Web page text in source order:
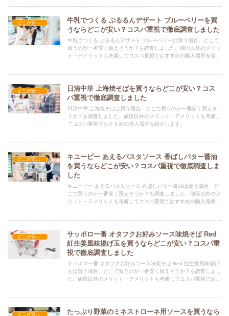
どこが安い？-食品・食材
牛乳でつくる ぷるるんデザート ブルーベリーを買
うならどこが安い？コスパ重視で徹底調査しました
牛乳でつくる ぷるるんデザート ブルーベリーは買う場合、どこで
買うのが一番安く買えそうか？を調査しました。値段以外のメリッ
ト・デメリットも考慮してコスパ重視でおすすめの購入場所を紹介
どこが安い？-食品・食材
日清中華 上海焼そばを買うならどこが安い？コス
パ重視で徹底調査しました
日清中華 上海焼そばは買う場合、どこで買うのが一番安く買えそ
うか？を調査しました。値段以外のメリット・デメリットも考慮し
てコスパ重視でおすすめの購入場所を紹介します。
どこが安い？-食品・食材
キユーピー あえるパスタソース 香ばしバター醤油
を買うならどこが安い？コスパ重視で徹底調査しま
した
キユーピー あえるパスタソース 香ばしバター醤油は買う場合、ど
こで買うのが一番安く買えそうか？を調査しました。値段以外のメ
リット・デメリットも考慮してコスパ重視でおすすめの購入場所を
サッポロ一番 オタフクお好みソース味焼そば Red
紅生姜風味揚げ玉を買うならどこが安い？コスパ重
視で徹底調査しました
サッポロ一番 オタフクお好みソース味焼そば Red 紅生姜風味揚げ
玉は買う場合、どこで買うのが一番安く買えそうか？を調査しまし
た。値段以外のメリット・デメリットも考慮してコスパ重視でおす
たっぷり野菜のミネストローネ用ソースを買うなら